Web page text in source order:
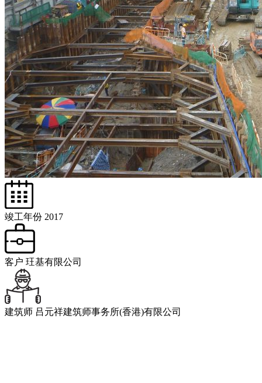
竣工年份 2017
客户 玨基有限公司
建筑师 吕元祥建筑师事务所(香港)有限公司